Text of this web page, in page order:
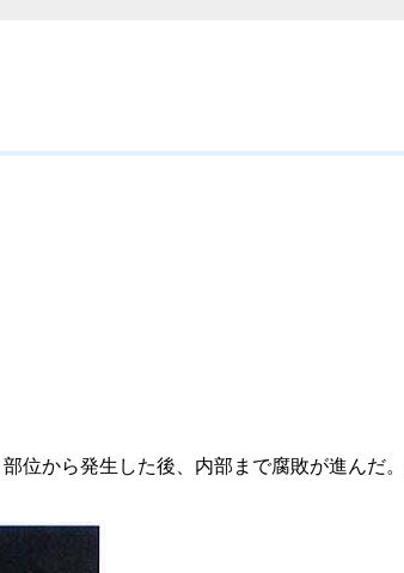
位から発生した後、内部まで腐敗が進んだ